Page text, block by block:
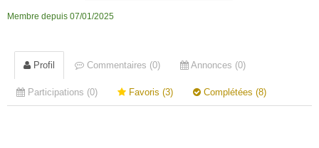
Membre depuis 07/01/2025
Profil Commentaires (0) Annonces (0)
Participations (0) Favoris (3) Complétées (8)